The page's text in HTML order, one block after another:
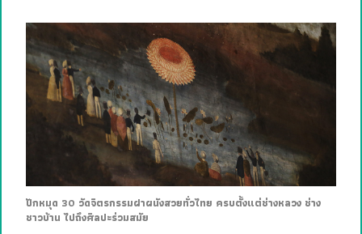
ปักหมุด 30 วัดจิตรกรรมฝาผนังสวยทั่วไทย ครบตั้งแต่ช่างหลวง ช่าง
ชาวบ้าน ไปถึงศิลปะร่วมสมัย